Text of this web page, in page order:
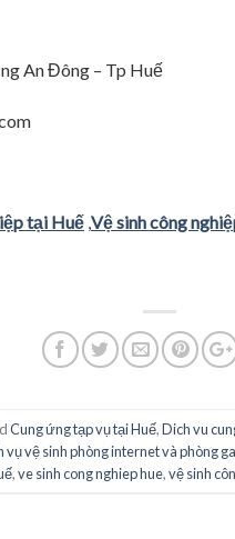
An Đông – Tp Huế
tại Huế ,Vệ sinh công
Cung ứng tạp vụ tại Huế,Dich vu
vụ vệ sinh phòng internet và phòng
,ve sinh cong nghiep hue,vệ sinh